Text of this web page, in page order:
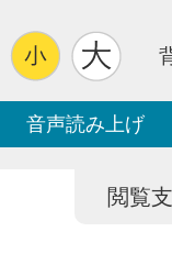
音声読み上げ
閲覧